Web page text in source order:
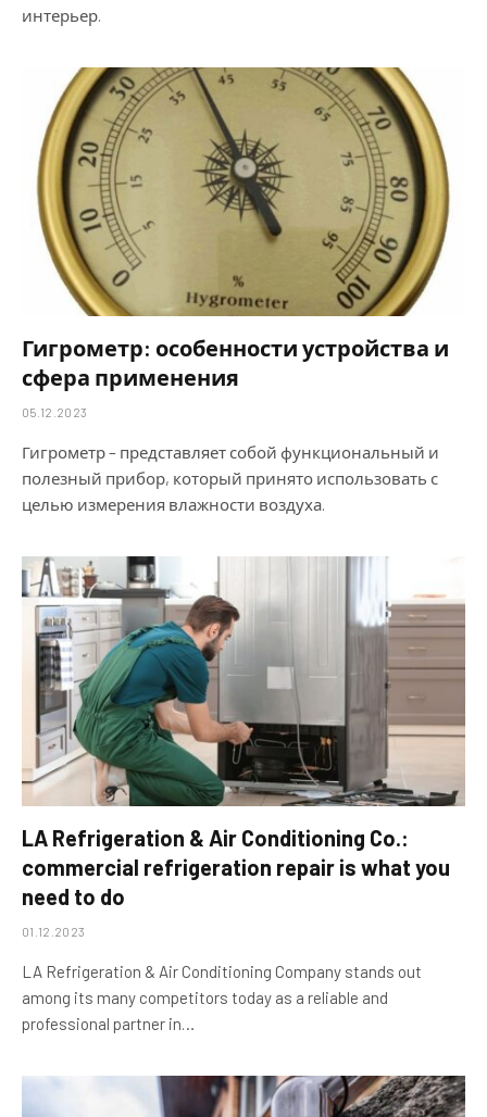
интерьер.
Гигрометр: особенности устройства и
сфера применения
05.12.2023
Гигрометр – представляет собой функциональный и
полезный прибор, который принято использовать с
целью измерения влажности воздуха.
LA Refrigeration & Air Conditioning Co.:
commercial refrigeration repair is what you
need to do
01.12.2023
LA Refrigeration & Air Conditioning Company stands out
among its many competitors today as a reliable and
professional partner in…